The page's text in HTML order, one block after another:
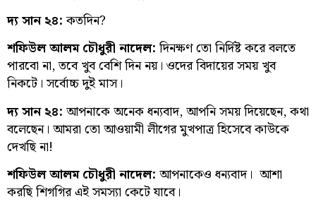
দ্য সান ২৪:কতদিন?
শফিউল আলম চৌধুরী নাদেল: দিনক্ষণ তো নির্দিষ্ট করে বলতে
পারবো না, তবে খুব বেশি দিন নয়। ওদের বিদায়ের সময় খুব
নিকটে। সর্বোচ্চ দুই মাস।
দ্য সান ২৪: আপনাকে অনেক ধন্যবাদ, আপনি সময় দিয়েছেন, কথা
বলেছেন। আমরা তো আওয়ামী লীগের মুখপাত্র হিসেবে কাউকে
দেখছি না!
শফিউল আলম চৌধুরী নাদেল: আপনাকেও ধন্যবাদ। আশা
করছি শিগগির এই সমস্যা কেটে যাবে।